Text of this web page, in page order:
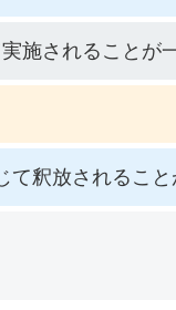
施されることが
釈放されること